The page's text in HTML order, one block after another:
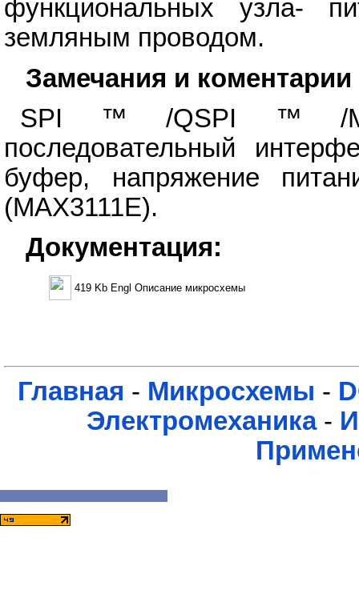
функциональных узла-
земляным проводом.
Замечания и коментарии
SPI ™ /QSPI ™ /
последовательный
буфер, напряжение
(MAX3111E).
Документация:
419 Kb Engl Описание микросхемы
Главная - Микросхемы -
Электромеханика-